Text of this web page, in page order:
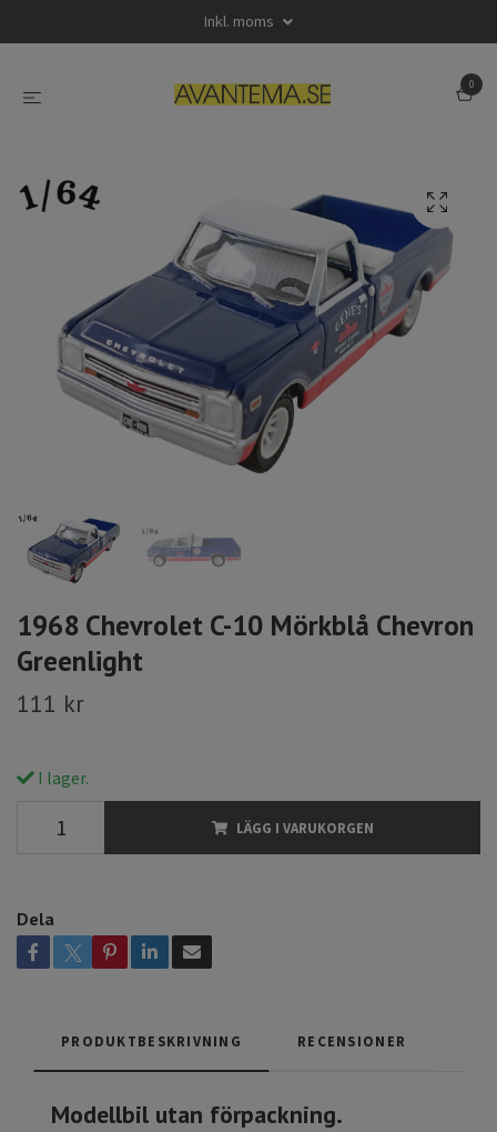
Inkl. moms
0
1968 Chevrolet C-10 Mörkblå Chevron
Greenlight
111 kr
I lager.
LÄGG I VARUKORGEN
Dela
PRODUKTBESKRIVNING RECENSIONER
Modellbil utan förpackning.